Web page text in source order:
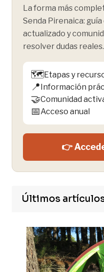
La forma más
Senda Pirenaica:
actualizado y
resolver dudas reales.
🗺️Etapas y
📍Información
🤝Comunidad
📅Acceso anual
👉
Últimos